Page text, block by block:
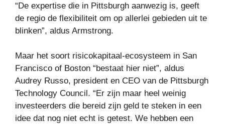
“De expertise die in Pittsburgh aanwezig is, geeft
de regio de flexibiliteit om op allerlei gebieden uit te
blinken”, aldus Armstrong.
Maar het soort risicokapitaal-ecosysteem in San
Francisco of Boston “bestaat hier niet”, aldus
Audrey Russo, president en CEO van de Pittsburgh
Technology Council. “Er zijn maar heel weinig
investeerders die bereid zijn geld te steken in een
idee dat nog niet echt is getest. We hebben een